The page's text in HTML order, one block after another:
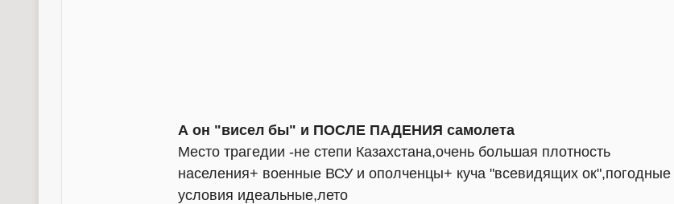
А он "висел бы" и ПОСЛЕ ПАДЕНИЯ самолета
Место трагедии -не степи Казахстана,очень большая плотность
населения+ военные ВСУ и ополченцы+ куча "всевидящих ок",погодные
условия идеальные,лето